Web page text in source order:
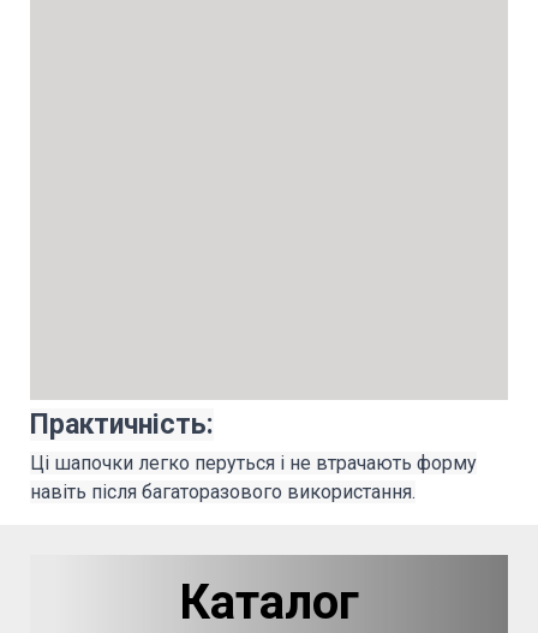
Практичність:
Ці шапочки легко перуться і не втрачають форму
навіть після багаторазового використання.
Каталог